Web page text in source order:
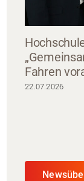
Fahren
22.07.2026